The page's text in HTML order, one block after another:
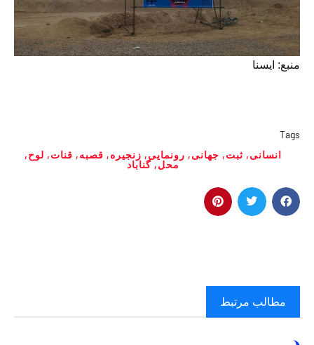
منبع: ایسنا
Tags
انسانی, ثبت, جهانی, رونمایی, زنجیره, قصبه, قنات, لوح,
محل,گناباد
مطالب مرتبط